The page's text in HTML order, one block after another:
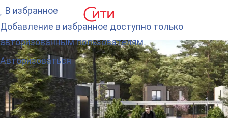
В избранное
Добавление в избранное доступно только
авторизованным пользователям.
Авторизоваться